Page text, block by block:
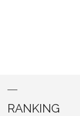
RANKING